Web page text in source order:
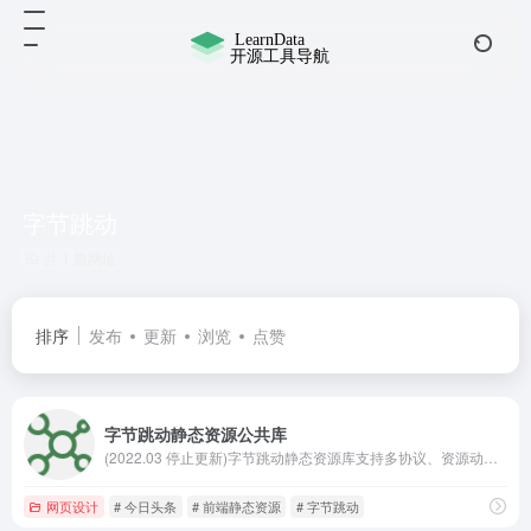
排序 发布 更新 浏览 点赞
字节跳动静态资源公共库
网页设计 # 今日头条 # 前端静态资源 # 字节跳动